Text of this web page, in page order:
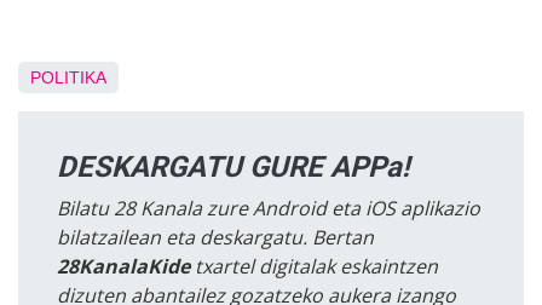
POLITIKA
DESKARGATU GURE APPa!
Bilatu 28 Kanala zure Android eta iOS aplikazio
bilatzailean eta deskargatu. Bertan
28KanalaKidetxartel digitalak eskaintzen
dizuten abantailez gozatzeko aukera izango